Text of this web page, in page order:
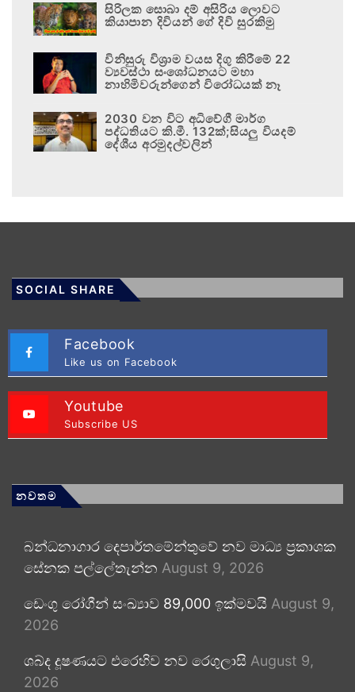
සිරිලක සොබා දම් අසිරිය ලොවට
කියාපාන දිවියන් ගේ දිවි සුරකිමු
විනිසුරු විශ්‍රාම වයස දිගු කිරීමේ 22
ව්‍යවස්ථා සංශෝධනයට මහා
නාහිමිවරුන්ගෙන් විරෝධයක් නෑ
2030 වන විට අධිවේගී මාර්ග
පද්ධතියට කි.මී. 132ක්;සියලු වියදම්
දේශීය අරමුදල්වලින්
SOCIAL SHARE
Facebook
Like us on Facebook
Youtube
Subscribe US
නවතම
බන්ධනාගාර දෙපාර්තමේන්තුවේ නව මාධ්‍ය ප්‍රකාශක
සේනක පල්ලේතැන්න August 9, 2026
ඩෙංගු රෝගීන් සංඛ්‍යාව 89,000 ඉක්මවයි August 9,
2026
ශබ්ද දූෂණයට එරෙහිව නව රෙගුලාසි August 9,
2026